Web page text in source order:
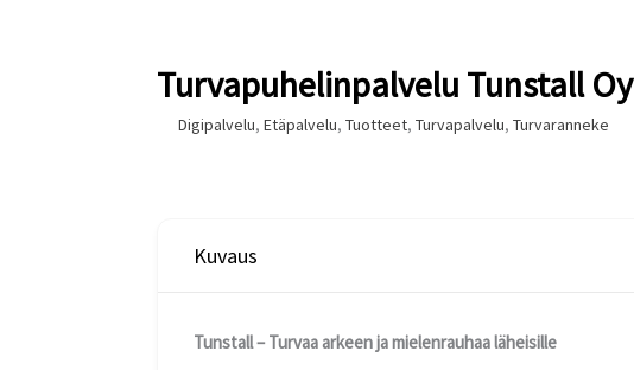
Turvapuhelinpalvelu Tunstall Oy
Digipalvelu, Etäpalvelu, Tuotteet, Turvapalvelu, Turvaranneke
Kuvaus
Tunstall – Turvaa arkeen ja mielenrauhaa läheisille